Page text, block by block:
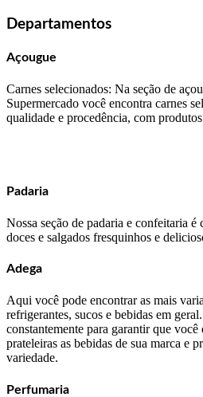
Departamentos
Açougue
Carnes selecionados: Na seção de
Supermercado você encontra carnes
qualidade e procedência, com
Padaria
Nossa seção de padaria e confeitaria é
doces e salgados fresquinhos e
Adega
Aqui você pode encontrar as mais
refrigerantes, sucos e bebidas em
constantemente para garantir que você
prateleiras as bebidas de sua marca e
variedade.
Perfumaria